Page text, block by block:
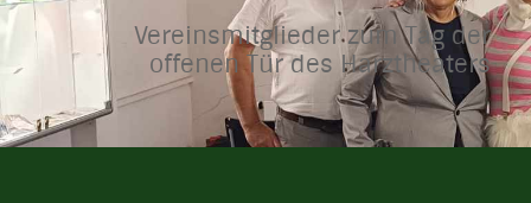
Vereinsmitglieder zum Tag der
offenen Tür des Harztheaters